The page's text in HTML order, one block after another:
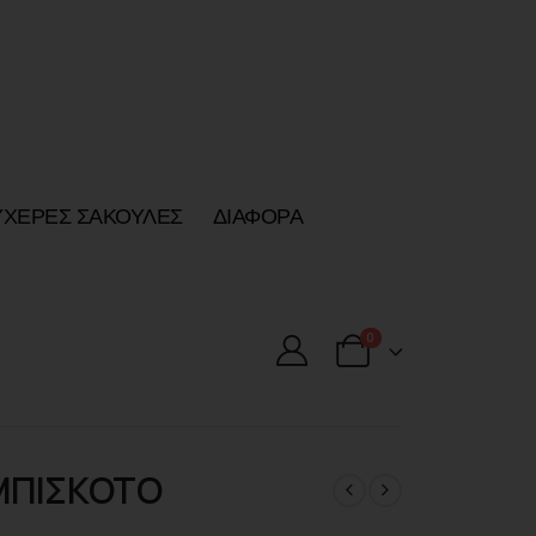
ΣΑΚΟΥΛΕΣ ΔΙΑΦΟΡΑ
0